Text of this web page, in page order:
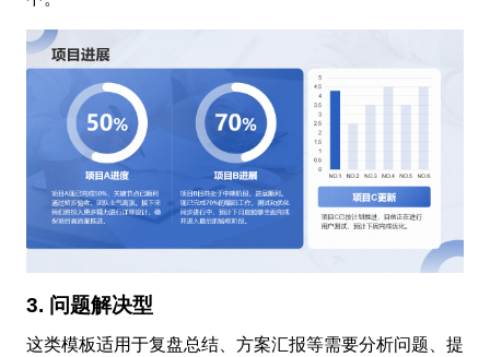
3. 问题解决型
这类模板适用于复盘总结、方案汇报等需要分析问题、提